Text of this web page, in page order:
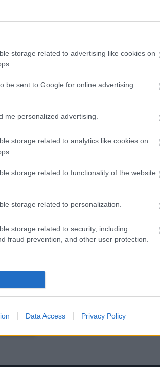
storage related to advertising like cookies on
be sent to Google for online advertising
me personalized advertising.
storage related to analytics like cookies on
storage related to functionality of the website
storage related to personalization.
storage related to security, including
fraud prevention, and other user protection.
Data Access Privacy Policy